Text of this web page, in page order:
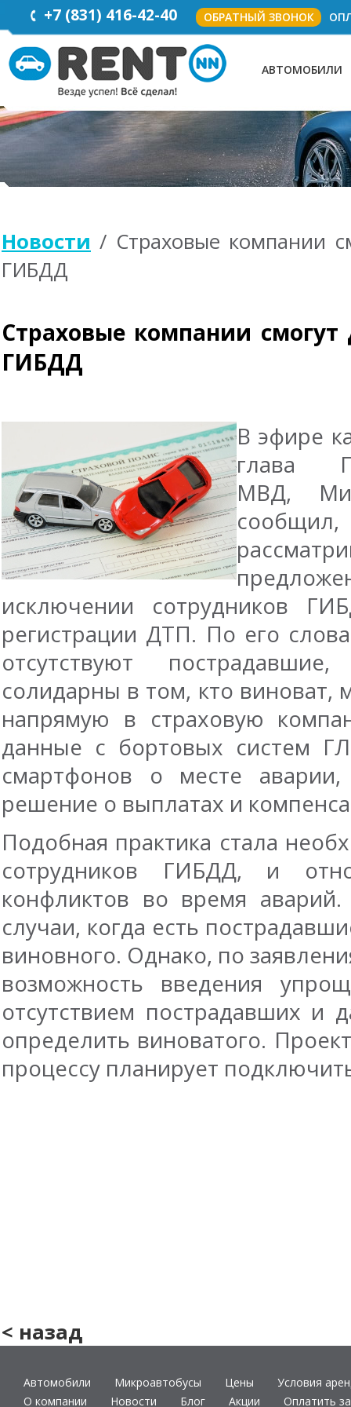
+7 (831) 416-42-40 ОБРАТНЫЙ ЗВОНОК
АВТОМОБИЛИ
Новости / Страховые компании
ГИБДД
Страховые компании смогут
ГИБДД
В эфире
глава
МВД,
исключении сотрудников
регистрации ДТП. По его
отсутствуют
солидарны в том, кто виноват,
напрямую в страховую
данные с бортовых систем
смартфонов о месте
решение о выплатах и
Подобная практика стала
сотрудников ГИБДД, и
конфликтов во время
случаи, когда есть
виновного. Однако, по
возможность введения
отсутствием пострадавших и
определить виноватого.
процессу планирует
< назад
Автомобили Микроавтобусы Цены
Условия
О компании
Новости Блог Акции Оплатить